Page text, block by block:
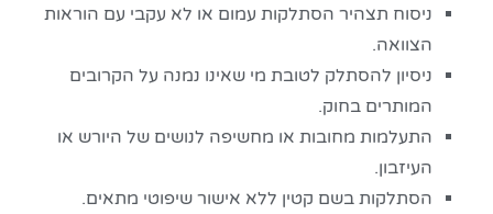
ניסוח תצהיר הסתלקות עמום או לא עקבי עם הוראות
הצוואה.
ניסיון להסתלק לטובת מי שאינו נמנה על הקרובים
המותרים בחוק.
התעלמות מחובות או מחשיפה לנושים של היורש או
העיזבון.
הסתלקות בשם קטין ללא אישור שיפוטי מתאים.